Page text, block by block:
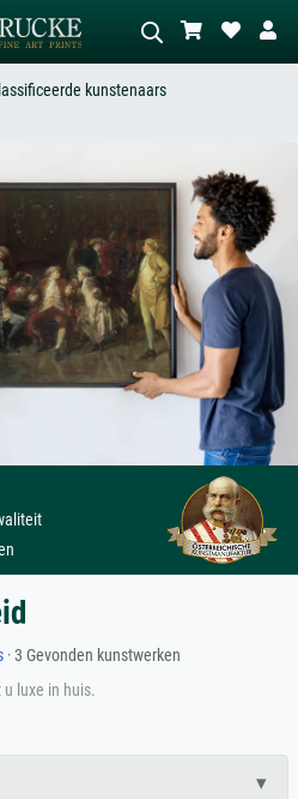
Beschrijf de scène – bijv. groene
weide, abstract met veel rood, donker
olieverfschilderij, staand naakt naast
een boom.
kunstenaars
· 3 Gevonden kunstwerken
luxe in huis.